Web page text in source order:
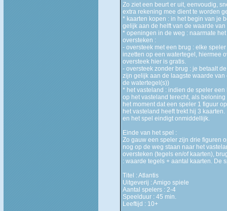
Zo ziet een beurt er uit, eenvoudig,
extra rekening mee dient te worden
* kaarten kopen : in het begin van je
gelijk aan de helft van de waarde
* openingen in de weg : naarmate
oversteken :
- oversteek met een brug : elke
inzetten op een watertegel, hiermee
oversteek hier is gratis.
- oversteek zonder brug : je betaalt
zijn gelijk aan de laagste waarde
de watertegel(s))
* het vasteland : indien de speler
op het vasteland terecht, als
het moment dat een speler 1 figuur
het vasteland heeft trekt hij 3
en het spel eindigt onmiddellijk.
Einde van het spel :
Zo gauw een speler zijn drie figuren
nog op de weg staan naar het
oversteken (tegels en/of kaarten),
: waarde tegels + aantal kaarten. De
Titel : Atlantis
Uitgeverij : Amigo spiele
Aantal spelers : 2-4
Speelduur : 45 min.
Leeftijd : 10+